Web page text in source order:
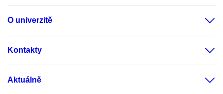
O univerzitě
Kontakty
Aktuálně